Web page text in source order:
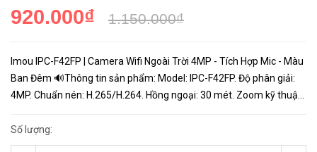
920.000₫ 1.150.000₫
Imou IPC-F42FP | Camera Wifi Ngoài Trời 4MP - Tích Hợp Mic - Màu
Ban Đêm 🔊Thông tin sản phẩm: Model: IPC-F42FP. Độ phân giải:
4MP. Chuẩn nén: H.265/H.264. Hồng ngoại: 30 mét. Zoom kỹ thuật
Số lượng: